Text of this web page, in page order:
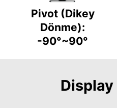
Pivot (Dikey
Dönme):
-90°~90°